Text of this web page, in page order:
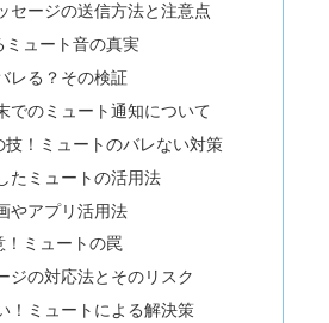
セージの送信方法と注意点
ミュート音の真実
レる？その検証
でのミュート通知について
技！ミュートのバレない対策
たミュートの活用法
やアプリ活用法
！ミュートの罠
ジの対応法とそのリスク
！ミュートによる解決策